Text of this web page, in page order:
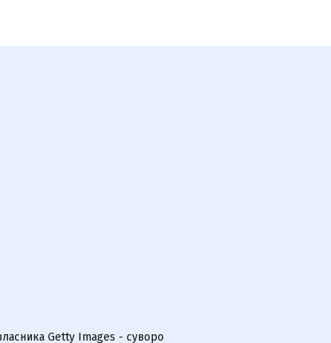
Getty Images - суворо